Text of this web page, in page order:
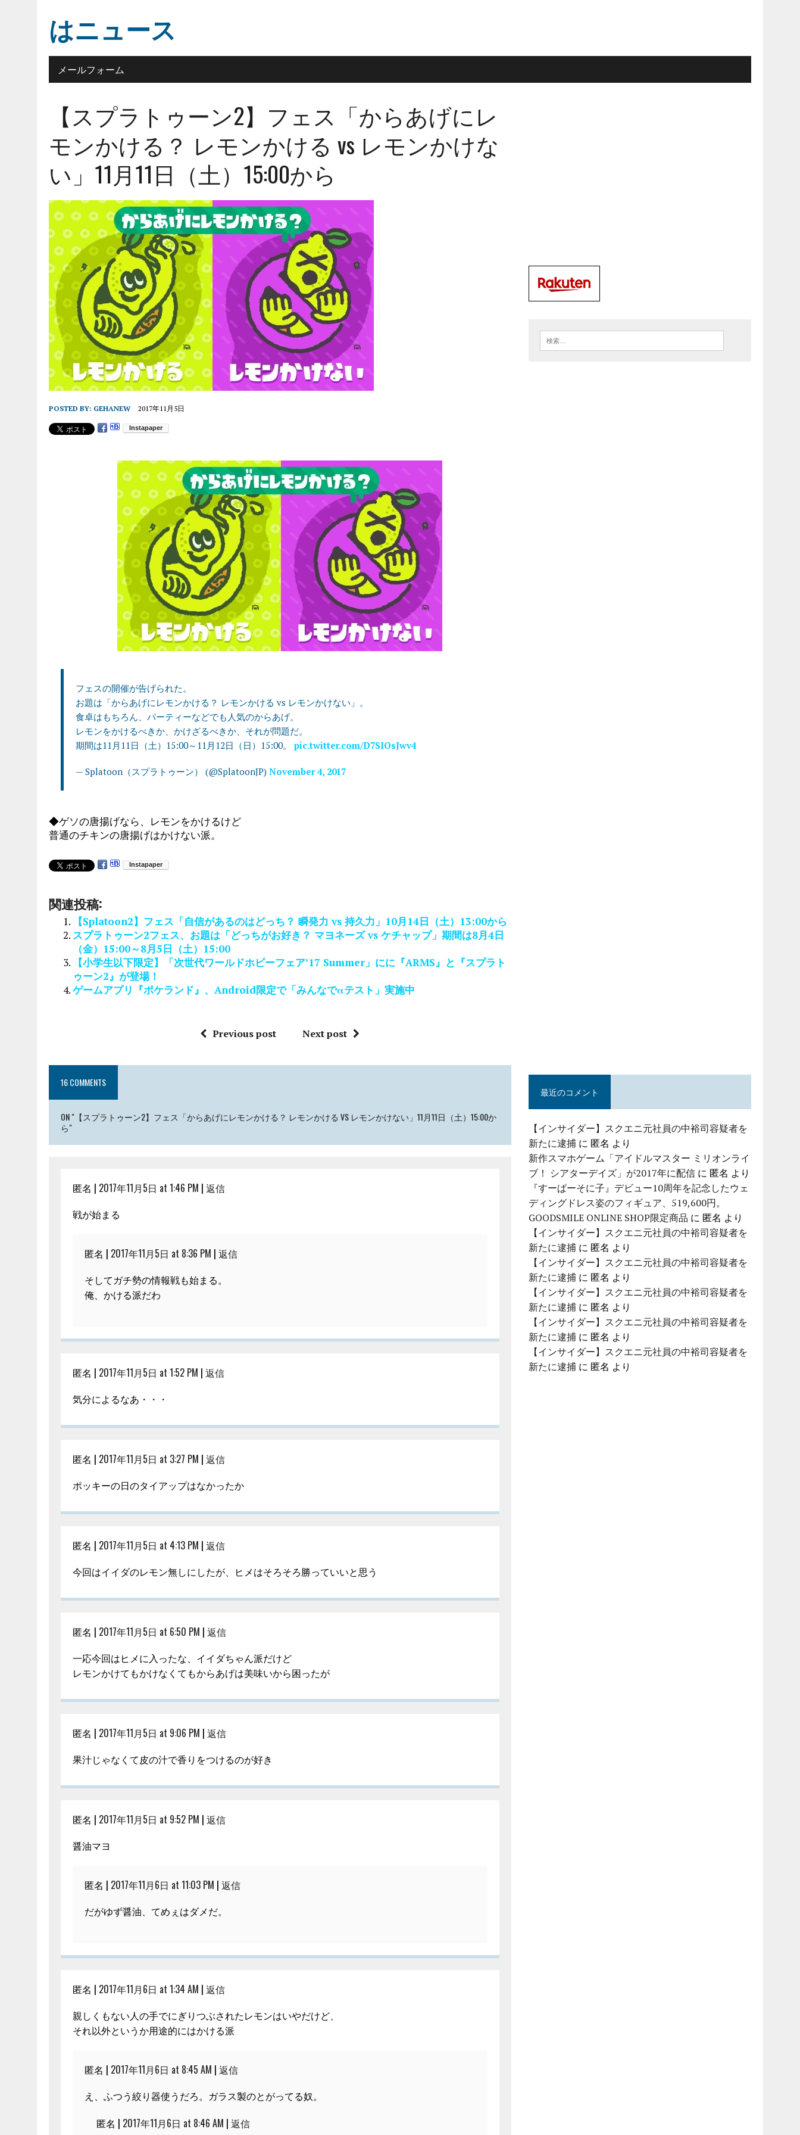
はニュース
メールフォーム
【スプラトゥーン2】フェス「からあげにレ
モンかける？ レモンかける vs レモンかけな
い」11月11日（土）15:00から
POSTED BY: GEHANEW 2017年11月5日
フェスの開催が告げられた。
お題は「からあげにレモンかける？ レモンかける vs レモンかけない」。
食卓はもちろん、パーティーなどでも人気のからあげ。
レモンをかけるべきか、かけざるべきか、それが問題だ。
期間は11月11日（土）15:00～11月12日（日）15:00。 pic.twitter.com/D7SIOsJwv4
— Splatoon（スプラトゥーン） (@SplatoonJP) November 4, 2017
◆ゲソの唐揚げなら、レモンをかけるけど
普通のチキンの唐揚げはかけない派。
関連投稿:
【Splatoon2】フェス「自信があるのはどっち？ 瞬発力 vs 持久力」10月14日（土）13:00から
スプラトゥーン2フェス、お題は「どっちがお好き？ マヨネーズ vs ケチャップ」期間は8月4日
（金）15:00～8月5日（土）15:00
【小学生以下限定】「次世代ワールドホビーフェア’17 Summer」にに『ARMS』と『スプラト
ゥーン2』が登場！
ゲームアプリ『ポケランド』、Android限定で「みんなでαテスト」実施中
Previous post Next post
16 COMMENTS
ON "【スプラトゥーン2】フェス「からあげにレモンかける？ レモンかける VS レモンかけない」11月11日（土）15:00か
ら"
匿名 | 2017年11月5日 at 1:46 PM | 返信
戦が始まる
匿名 | 2017年11月5日 at 8:36 PM | 返信
そしてガチ勢の情報戦も始まる。
俺、かける派だわ
匿名 | 2017年11月5日 at 1:52 PM | 返信
気分によるなあ・・・
匿名 | 2017年11月5日 at 3:27 PM | 返信
ポッキーの日のタイアップはなかったか
匿名 | 2017年11月5日 at 4:13 PM | 返信
今回はイイダのレモン無しにしたが、ヒメはそろそろ勝っていいと思う
匿名 | 2017年11月5日 at 6:50 PM | 返信
一応今回はヒメに入ったな、イイダちゃん派だけど
レモンかけてもかけなくてもからあげは美味いから困ったが
匿名 | 2017年11月5日 at 9:06 PM | 返信
果汁じゃなくて皮の汁で香りをつけるのが好き
匿名 | 2017年11月5日 at 9:52 PM | 返信
醤油マヨ
匿名 | 2017年11月6日 at 11:03 PM | 返信
だがゆず醤油、てめぇはダメだ。
匿名 | 2017年11月6日 at 1:34 AM | 返信
親しくもない人の手でにぎりつぶされたレモンはいやだけど、
それ以外というか用途的にはかける派
匿名 | 2017年11月6日 at 8:45 AM | 返信
え、ふつう絞り器使うだろ。ガラス製のとがってる奴。
匿名 | 2017年11月6日 at 8:46 AM | 返信
最近のコメント
【インサイダー】スクエニ元社員の中裕司容疑者を
新たに逮捕 に 匿名 より
新作スマホゲーム「アイドルマスター ミリオンライ
ブ！ シアターデイズ」が2017年に配信 に 匿名 より
『すーぱーそに子』デビュー10周年を記念したウェ
ディングドレス姿のフィギュア、519,600円。
GOODSMILE ONLINE SHOP限定商品 に 匿名 より
【インサイダー】スクエニ元社員の中裕司容疑者を
新たに逮捕 に 匿名 より
【インサイダー】スクエニ元社員の中裕司容疑者を
新たに逮捕 に 匿名 より
【インサイダー】スクエニ元社員の中裕司容疑者を
新たに逮捕 に 匿名 より
【インサイダー】スクエニ元社員の中裕司容疑者を
新たに逮捕 に 匿名 より
【インサイダー】スクエニ元社員の中裕司容疑者を
新たに逮捕 に 匿名 より